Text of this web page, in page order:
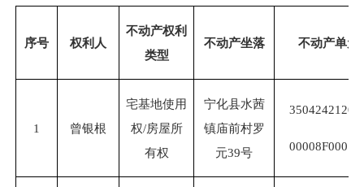
序号 权利人
不动产权利
类型
不动产坐落 不动产单元
1 曾银根
宅基地使用
权/房屋所
有权
宁化县水茜
镇庙前村罗
元39号
350424
00008